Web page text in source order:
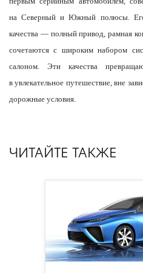
на Северный и Южный полюсы. Его
качества — полный привод, рамная
сочетаются с широким набором
салоном. Эти качества
в увлекательное путешествие, вне
дорожные условия.
ЧИТАЙТЕ ТАКЖЕ